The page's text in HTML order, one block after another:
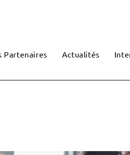
Partenaires Actualités